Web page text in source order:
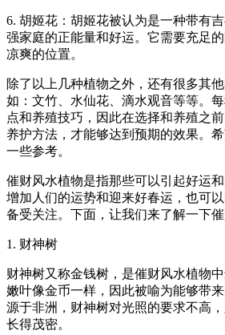
6. 胡姬花：胡姬花被认为是一种带有
强家庭的正能量和好运。它需要充足
凉爽的位置。
除了以上几种植物之外，还有很多其
如：文竹、水仙花、滴水观音等等。
点和养殖技巧，因此在选择和养殖之
养护方法，才能够达到预期的效果。
一些参考。
催财风水植物是指那些可以引起好运
增加人们的运势和迎来好春运，也可
备受关注。下面，让我们来了解一下催
1. 财神树
财神树又称金钱树，是催财风水植物
嫩叶像金币一样，因此被喻为能够带
源于非洲，财神树对光照的要求不高
长得茂密。